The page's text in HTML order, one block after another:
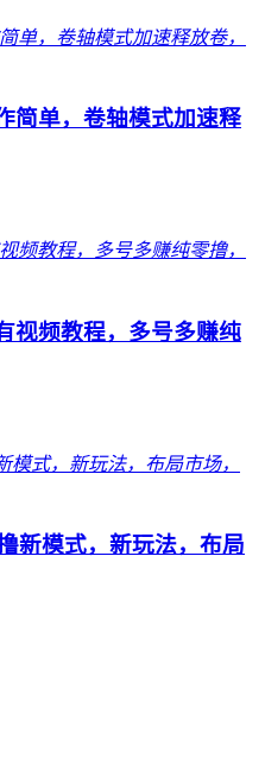
简单，卷轴模式加速释
视频教程，多号多赚纯
新模式，新玩法，布局